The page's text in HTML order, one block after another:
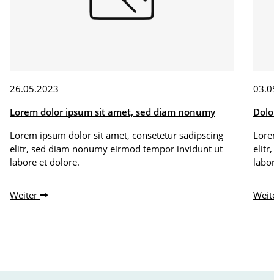
26.05.2023
Lorem dolor ipsum sit amet, sed diam nonumy
Lorem ipsum dolor sit amet, consetetur sadipscing
elitr, sed diam nonumy eirmod tempor invidunt ut
labore et dolore.
Weiter